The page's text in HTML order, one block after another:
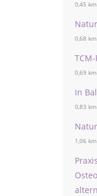
0,45 km
0,68 km
0,69 km
In
0,83 km
1,06 km